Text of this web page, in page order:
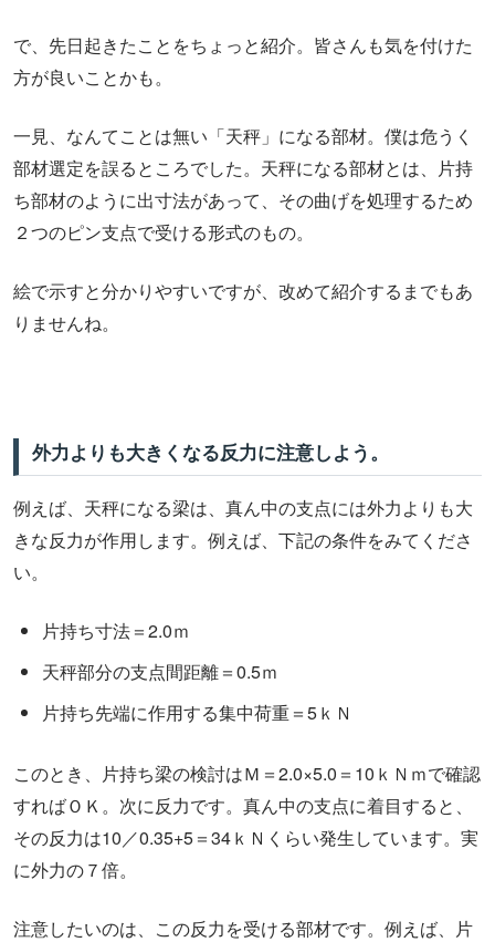
で、先日起きたことをちょっと紹介。皆さんも気を付けた
方が良いことかも。
一見、なんてことは無い「天秤」になる部材。僕は危うく
部材選定を誤るところでした。天秤になる部材とは、片持
ち部材のように出寸法があって、その曲げを処理するため
２つのピン支点で受ける形式のもの。
絵で示すと分かりやすいですが、改めて紹介するまでもあ
りませんね。
外力よりも大きくなる反力に注意しよう。
例えば、天秤になる梁は、真ん中の支点には外力よりも大
きな反力が作用します。例えば、下記の条件をみてくださ
い。
片持ち寸法＝2.0ｍ
天秤部分の支点間距離＝0.5ｍ
片持ち先端に作用する集中荷重＝5ｋＮ
このとき、片持ち梁の検討はＭ＝2.0×5.0＝10ｋＮｍで確認
すればＯＫ。次に反力です。真ん中の支点に着目すると、
その反力は10／0.35+5＝34ｋＮくらい発生しています。実
に外力の７倍。
注意したいのは、この反力を受ける部材です。例えば、片